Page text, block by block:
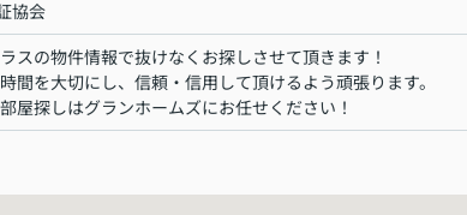
協会
スの物件情報で抜けなくお探しさせて頂きます！
間を大切にし、信頼・信用して頂けるよう頑張ります。
屋探しはグランホームズにお任せください！